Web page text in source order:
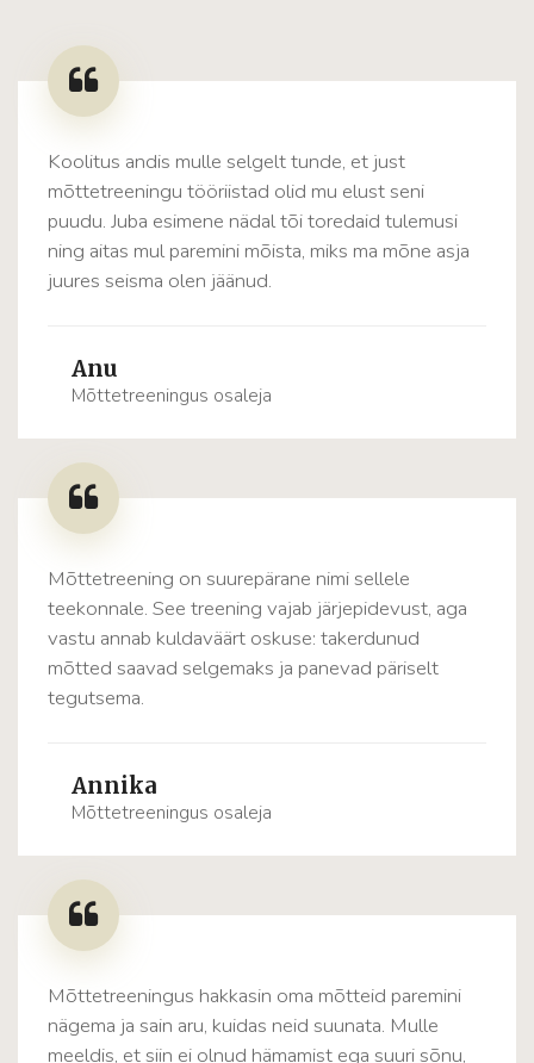
Koolitus andis mulle selgelt tunde, et just
mõttetreeningu tööriistad olid mu elust seni
puudu. Juba esimene nädal tõi toredaid tulemusi
ning aitas mul paremini mõista, miks ma mõne asja
juures seisma olen jäänud.
Anu
Mõttetreeningus osaleja
Mõttetreening on suurepärane nimi sellele
teekonnale. See treening vajab järjepidevust, aga
vastu annab kuldaväärt oskuse: takerdunud
mõtted saavad selgemaks ja panevad päriselt
tegutsema.
Annika
Mõttetreeningus osaleja
Mõttetreeningus hakkasin oma mõtteid paremini
nägema ja sain aru, kuidas neid suunata. Mulle
meeldis, et siin ei olnud hämamist ega suuri sõnu,